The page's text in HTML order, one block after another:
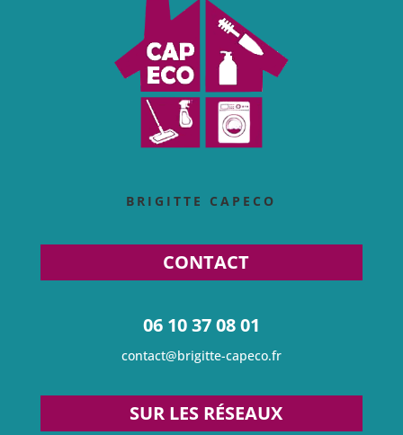
BRIGITTE CAPECO
CONTACT
06 10 37 08 01
contact@brigitte-capeco.fr
SUR LES RÉSEAUX